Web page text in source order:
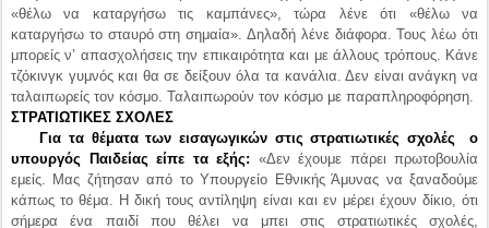
Για τα θέματα των εισαγωγικών στις στρατιωτικές σχολές ο
υπουργός Παιδείας είπε τα εξής:«Δεν έχουμε πάρει πρωτοβουλία
εμείς. Μας ζήτησαν από το Υπουργείο Εθνικής Άμυνας να ξαναδούμε
κάπως το θέμα. Η δική τους αντίληψη είναι και εν μέρει έχουν δίκιο, ότι
σήμερα ένα παιδί που θέλει να μπει στις στρατιωτικές σχολές,
συναγωνίζεται μ’ ένα παιδί που λέει «να μπω κάπου και ας είναι κι
εκεί». Με αποτέλεσμα να έχουμε ορισμένα θέματα πολύ σοβαρά στην
εξέλιξη αυτών που γίνονται Αξιωματικοί δι’ αυτού του τρόπου χωρίς να το
θέλουν. Κάναμε αυτή τη συζήτηση. Είπαμε ότι οι εξετάσεις δε φεύγουν
από το Υπουργείο Παιδείας γιατί καλές ή κακές είναι αδιάβλητες».
ΚΕΝΑ ΣΤΑ ΣΧΟΛΕΙΑ